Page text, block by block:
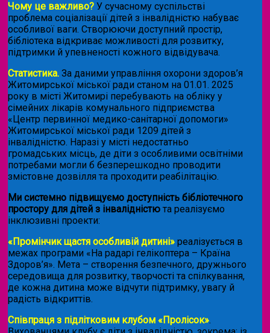
Чому це важливо? У сучасному суспільстві
проблема соціалізації дітей з інвалідністю набуває
особливої ваги. Створюючи доступний простір,
бібліотека відкриває можливості для розвитку,
підтримки й упевненості кожного відвідувача.
Статистика. За даними управління охорони здоров’я
Житомирської міської ради станом на 01.01. 2025
року в місті Житомирі перебувають на обліку у
сімейних лікарів комунального підприємства
«Центр первинної медико-санітарної допомоги»
Житомирської міської ради 1209 дітей з
інвалідністю. Наразі у місті недостатньо
громадських місць, де діти з особливими освітніми
потребами могли б безперешкодно проводити
змістовне дозвілля та проходити реабілітацію.
Ми системно підвищуємо доступність бібліотечного
простору для дітей з інвалідністю та реалізуємо
інклюзивні проекти:
«Промінчик щастя особливій дитині» реалізується в
межах програми «На радарі гелікоптера – Країна
Здоров’я». Мета – створення безпечного, дружнього
середовища для розвитку, творчості та спілкування,
де кожна дитина може відчути підтримку, увагу й
радість відкриттів.
Співпраця з підлітковим клубом «Пролісок».